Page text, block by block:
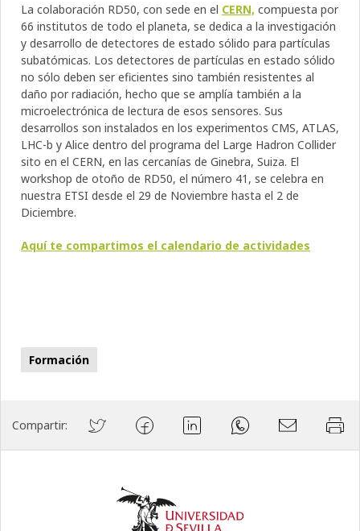
La colaboración RD50, con sede en el CERN, compuesta por
66 institutos de todo el planeta, se dedica a la investigación
y desarrollo de detectores de estado sólido para partículas
subatómicas. Los detectores de partículas en estado sólido
no sólo deben ser eficientes sino también resistentes al
daño por radiación, hecho que se amplía también a la
microelectrónica de lectura de esos sensores. Sus
desarrollos son instalados en los experimentos CMS, ATLAS,
LHC-b y Alice dentro del programa del Large Hadron Collider
sito en el CERN, en las cercanías de Ginebra, Suiza. El
workshop de otoño de RD50, el número 41, se celebra en
nuestra ETSI desde el 29 de Noviembre hasta el 2 de
Diciembre.
Aquí te compartimos el calendario de actividades
Formación
Compartir: